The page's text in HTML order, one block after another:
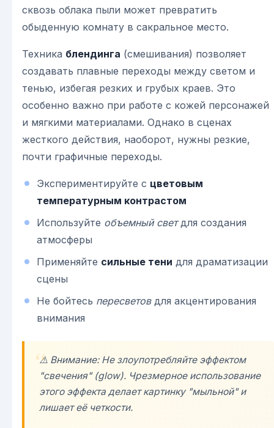
сквозь облака пыли может превратить
обыденную комнату в сакральное место.
Техника блендинга (смешивания) позволяет
создавать плавные переходы между светом и
тенью, избегая резких и грубых краев. Это
особенно важно при работе с кожей персонажей
и мягкими материалами. Однако в сценах
жесткого действия, наоборот, нужны резкие,
почти графичные переходы.
Экспериментируйте с цветовым
температурным контрастом
Используйте объемный светдля создания
атмосферы
Применяйте сильные тени для драматизации
сцены
Не бойтесь пересветовдля акцентирования
внимания
⚠️ Внимание: Не злоупотребляйте эффектом
"свечения" (glow). Чрезмерное использование
этого эффекта делает картинку "мыльной" и
лишает её четкости.